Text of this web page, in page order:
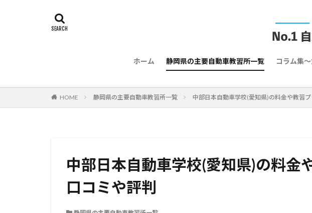
ホーム 静岡県の主要自動車教習所一覧 コラム集
HOME 静岡県の主要自動車教習所一覧 中部日本自動車学校(愛知県)の料金や教習プ
中部日本自動車学校(愛知県)の料金
口コミや評判